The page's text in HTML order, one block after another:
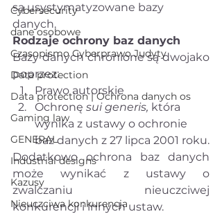
Cybersecurity
dane osobowe
Czasopismo Cyberprawo Judyty
Data protection
Data protection | Ochrona danych os
Gaming law
GENERAL
Industrial designs
Kazusy
Nieuczciwa konkurencja
są usystymatyzowane bazy
danych.
Rodzaje ochrony baz danych
Bazy danych chronione są dwojako
poprzez:
Prawo autorskie
Ochronę sui generis, która
wynika z ustawy o ochronie
baz danych z 27 lipca 2001 roku.
Dodatkowo ochrona baz danych
może wynikać z ustawy o
zwalczaniu nieuczciwej
konkurencji i innych ustaw.